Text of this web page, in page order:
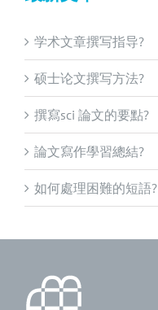
学术文章撰写指导?
硕士论文撰写方法?
撰寫sci 論文的要點?
論文寫作學習總結?
如何處理困難的短語?